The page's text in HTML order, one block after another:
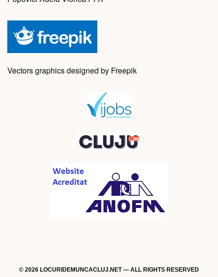
Vectors graphics designed by Freepik
© 2026 LOCURIDEMUNCACLUJ.NET — ALL RIGHTS RESERVED